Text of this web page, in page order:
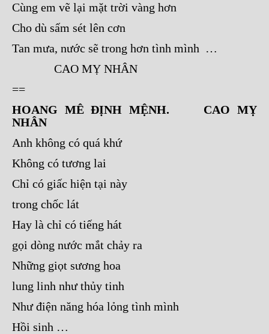
Cùng em vẽ lại mặt trời vàng hơn
Cho dù sấm sét lên cơn
Tan mưa, nước sẽ trong hơn tình mình …
CAO MỴ NHÂN
==
HOANG MÊ ĐỊNH MỆNH. CAO MỴ
NHÂN
Anh không có quá khứ
Không có tương lai
Chỉ có giấc hiện tại này
trong chốc lát
Hay là chỉ có tiếng hát
gọi dòng nước mắt chảy ra
Những giọt sương hoa
lung linh như thủy tinh
Như điện năng hóa lỏng tình mình
Hồi sinh …